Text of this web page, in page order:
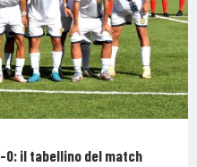
0: il tabellino del match